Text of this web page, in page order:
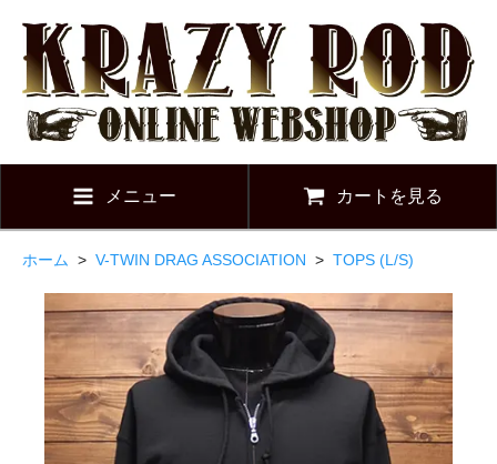
メニュー カートを見る
ホーム > V-TWIN DRAG ASSOCIATION > TOPS (L/S)